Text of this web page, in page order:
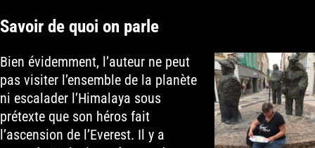
Savoir de quoi on parle
Bien évidemment, l’auteur ne peut
pas visiter l’ensemble de la planète
ni escalader l’Himalaya sous
prétexte que son héros fait
l’ascension de l’Everest. Il y a